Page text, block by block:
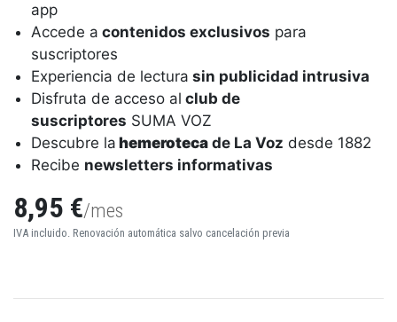
app
Accede a contenidos exclusivos para
suscriptores
Experiencia de lectura sin publicidad intrusiva
Disfruta de acceso al club de
suscriptores SUMA VOZ
Descubre la hemeroteca de La Voz desde 1882
Recibe newsletters informativas
8,95 €/mes
IVA incluido. Renovación automática salvo cancelación previa